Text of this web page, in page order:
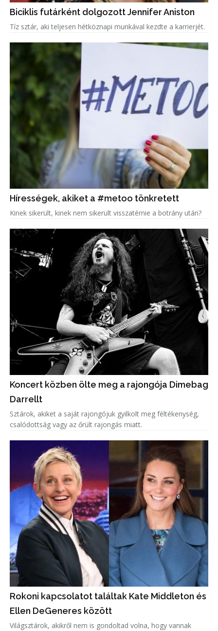
Biciklis futárként dolgozott Jennifer Aniston
Tíz sztár, aki teljesen hétköznapi munkával kezdte a karrierjét.
Hírességek, akiket a #metoo tönkretett
Kinek sikerült, kinek nem sikerült visszatérnie a botrány után?
Koncert közben ölte meg a rajongója Dimebag
Darrellt
Sztárok, akiket a saját rajongójuk gyilkolt meg féltékenység,
csalódottság vagy az őrült rajongás miatt.
Rokoni kapcsolatot találtak Kate Middleton és
Ellen DeGeneres között
Világsztárok, akikről nem is gondoltad volna, hogy vannak